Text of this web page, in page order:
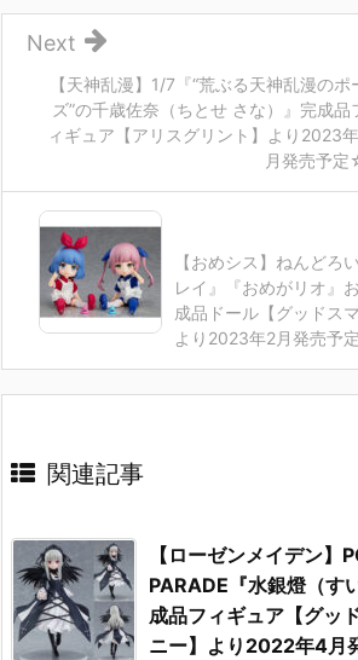
【天神乱漫】1/7『“荒ぶる天神乱漫のポ
ズ”の千歳佐奈（ちとせ さな）』完成品
ィギュア【アリスグリント】より2023
月発売予
Next
【おめシス】ねんどろ
レイ』『おめがリオ』
成品ドール【グッドス
より2023年2月発売予
関連記事
【ローゼンメイデン】
PARADE『水銀燈（す
成品フィギュア【グッ
ニー】より2022年4月